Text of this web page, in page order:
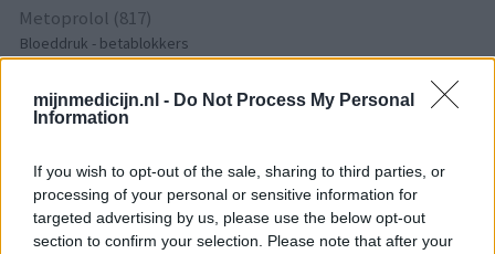
mijnmedicijn.nl - Do Not Process My Personal
Information
If you wish to opt-out of the sale, sharing to third parties, or
processing of your personal or sensitive information for
targeted advertising by us, please use the below opt-out
section to confirm your selection. Please note that after your
Metoprolol (817)
Bloeddruk - betablokkers
Epilepsie
Furabid (735)
Mirtazapine (731)
Depressie - antidepressiva overig
Amitriptyline (699)